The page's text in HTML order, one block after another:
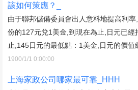
該如何策應？_
由于聯邦儲備委員會出人意料地提高利
份的127元兌1美金,到現在為止,日元已經
止,145日元的最低點：1美金,日元的價值
1900/1/1 0:00:00
上海家政公司哪家最可靠_HHH